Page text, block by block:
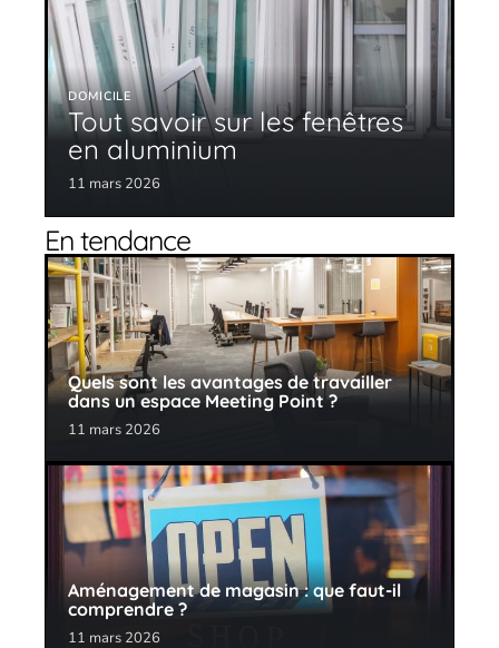
DOMICILE
Tout savoir sur les fenêtres
en aluminium
11 mars 2026
En tendance
Quels sont les avantages de travailler
dans un espace Meeting Point ?
11 mars 2026
Aménagement de magasin : que faut-il
comprendre ?
11 mars 2026